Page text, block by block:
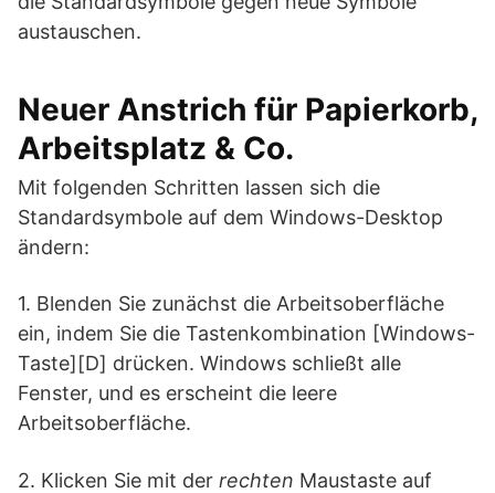
austauschen.
Neuer Anstrich für Papierkorb,
Arbeitsplatz & Co.
Mit folgenden Schritten lassen sich die
Standardsymbole auf dem Windows-Desktop
ändern:
1. Blenden Sie zunächst die Arbeitsoberfläche
ein, indem Sie die Tastenkombination [Windows-
Taste][D] drücken. Windows schließt alle
Fenster, und es erscheint die leere
Arbeitsoberfläche.
2. Klicken Sie mit der rechten Maustaste auf